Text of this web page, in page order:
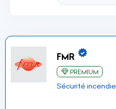
FMR
PREMIUM
Sécurité incendie